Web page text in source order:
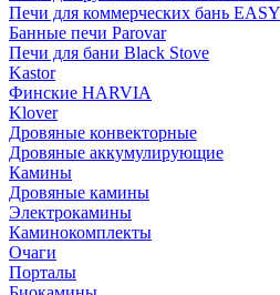
Печи для коммерческих бань
Банные печи Parovar
Печи для бани Black Stove
Kastor
Финские HARVIA
Klover
Дровяные конвекторные
Дровяные аккумулирующие
Камины
Дровяные камины
Электрокамины
Каминокомплекты
Очаги
Порталы